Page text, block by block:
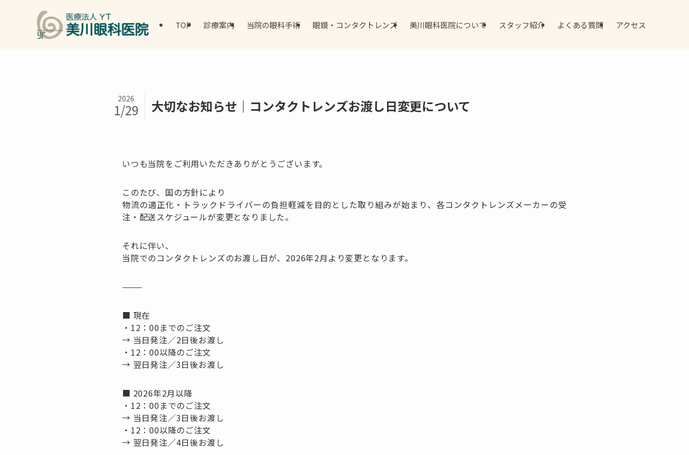
TOP 診療案内 当院の眼科手術 眼鏡・コンタクトレンズ 美川眼科医院について スタッフ紹介 よくある質問 アクセス
大切なお知らせ｜コンタクトレンズお渡し日変更について
2026
1/29
いつも当院をご利用いただきありがとうございます。
このたび、国の方針により
物流の適正化・トラックドライバーの負担軽減を目的とした取り組みが始まり、各コンタクトレンズメーカーの受
注・配送スケジュールが変更となりました。
それに伴い、
当院でのコンタクトレンズのお渡し日が、2026年2月より変更となります。
⸻
■ 現在
・12：00までのご注文
→ 当日発注／2日後お渡し
・12：00以降のご注文
→ 翌日発注／3日後お渡し
■ 2026年2月以降
・12：00までのご注文
→ 当日発注／3日後お渡し
・12：00以降のご注文
→ 翌日発注／4日後お渡し